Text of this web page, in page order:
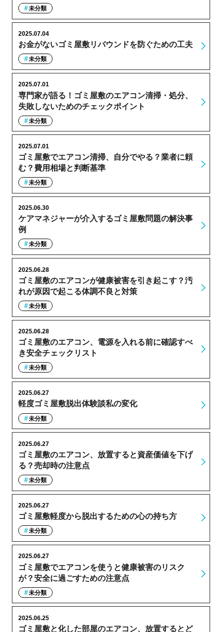
未分類
お金がないゴミ屋敷リバウンドを防ぐための工夫
2025.07.04
未分類
専門家が語る！ゴミ屋敷のエアコン清掃・処分、
失敗しないためのチェックポイント
2025.07.01
未分類
ゴミ屋敷でエアコン清掃、自分でやる？業者に頼
む？費用相場と判断基準
2025.07.01
未分類
ケアマネジャーが介入するゴミ屋敷問題の解決事
例
2025.06.30
未分類
ゴミ屋敷のエアコンが健康被害を引き起こす？汚
れが原因で起こる体調不良と対策
2025.06.28
未分類
ゴミ屋敷のエアコン、電源を入れる前に確認すべ
き安全チェックリスト
2025.06.28
未分類
軽度ゴミ屋敷脱出体験談私の変化
2025.06.27
未分類
ゴミ屋敷のエアコン、放置すると資産価値を下げ
る？売却時の注意点
2025.06.27
未分類
ゴミ屋敷軽度から脱出するための心の持ち方
2025.06.27
未分類
ゴミ屋敷でエアコンを使うと健康被害のリスク
が？安全に過ごすための注意点
2025.06.27
未分類
ゴミ屋敷と化した部屋のエアコン、放置するとど
2025.06.25